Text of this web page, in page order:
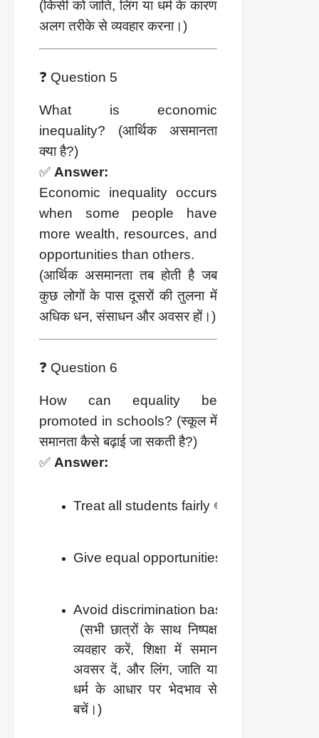
(किसी को जाति, लिंग या धर्म के कारण
अलग तरीके से व्यवहार करना।)
❓ Question 5
What is economic
inequality? (आर्थिक असमानता
क्या है?)
✅ Answer:
Economic inequality occurs
when some people have
more wealth, resources, and
opportunities than others.
(आर्थिक असमानता तब होती है जब
कुछ लोगों के पास दूसरों की तुलना में
अधिक धन, संसाधन और अवसर हों।)
❓ Question 6
How can equality be
promoted in schools? (स्कूल में
समानता कैसे बढ़ाई जा सकती है?)
✅ Answer:
Treat all students fairly ✏️
Give equal opportunities in education 📚
Avoid discrimination based on gender,
व्यवहार करें, शिक्षा में समान
अवसर दें, और लिंग, जाति या
धर्म के आधार पर भेदभाव से
बचें।)